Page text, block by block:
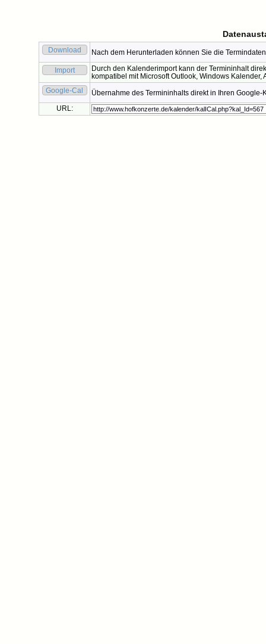
Download Nach dem Herunterladen können Sie die
Import
Durch den Kalenderimport kann der Termininhalt
kompatibel mit Microsoft Outlook, Windows
Google-Cal
Übernahme des Termininhalts direkt in Ihren Google-
URL: